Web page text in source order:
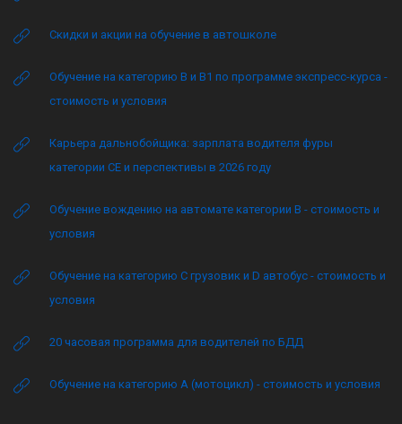
Скидки и акции на обучение в автошколе
Обучение на категорию B и B1 по программе экспресс-курса -
стоимость и условия
Карьера дальнобойщика: зарплата водителя фуры
категории CE и перспективы в 2026 году
Обучение вождению на автомате категории B - стоимость и
условия
Обучение на категорию C грузовик и D автобус - стоимость и
условия
20 часовая программа для водителей по БДД
Обучение на категорию А (мотоцикл) - стоимость и условия